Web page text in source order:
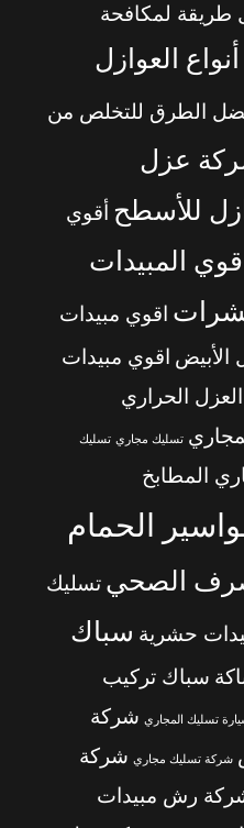
طريقة لمكافحة
العوازل
الطرق للتخلص من
عزل
للأسطح أقوي
اقوي المبيدات
اقوي مبيدات
الأبيض اقوي مبيدات
العزل الحراري
تسليك مجاري تسليك
المطابخ
الحمام
الصحي تسليك
حشرية سباك
سباك تركيب
تسليك المجاري شركة
شركة تسليك مجاري شركة
رش مبيدات